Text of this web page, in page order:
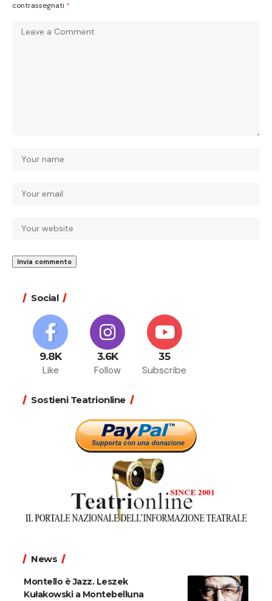
contrassegnati *
Social
9.8K
Like
3.6K
Follow
35
Subscribe
Sostieni Teatrionline
News
Montello è Jazz. Leszek
Kułakowski a Montebelluna